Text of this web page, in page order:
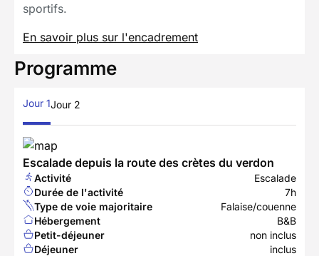
sportifs.
En savoir plus sur l'encadrement
Programme
Jour 1Jour 2
Escalade depuis la route des crètes du verdon
Activité
Escalade
Durée de l'activité
7h
Type de voie majoritaire
Falaise/couenne
Hébergement
B&B
Petit-déjeuner
non inclus
Déjeuner
inclus